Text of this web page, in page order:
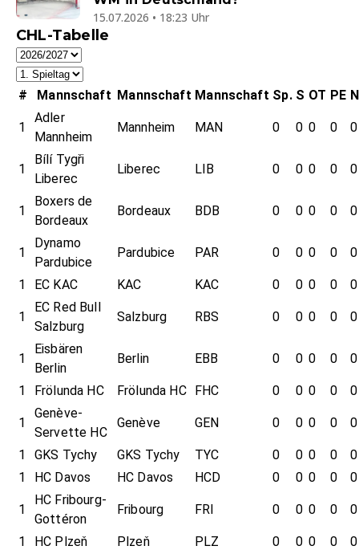
15.07.2026 • 18:23 Uhr
CHL-Tabelle
# Mannschaft Mannschaft Mannschaft Sp. S OT PE N
1
Adler
Mannheim
Mannheim MAN 0 0 0 0 0
1
Bílí Tygři
Liberec
Liberec LIB 0 0 0 0 0
1
Boxers de
Bordeaux
Bordeaux BDB 0 0 0 0 0
1
Dynamo
Pardubice
Pardubice PAR 0 0 0 0 0
1 EC KAC KAC KAC 0 0 0 0 0
1
EC Red Bull
Salzburg
Salzburg RBS 0 0 0 0 0
1
Eisbären
Berlin
Berlin EBB 0 0 0 0 0
1 Frölunda HC Frölunda HC FHC 0 0 0 0 0
1
Genève-
Servette HC
Genève GEN 0 0 0 0 0
1 GKS Tychy GKS Tychy TYC 0 0 0 0
0
1
HC Davos HC Davos HCD 0 0 0 0 0
1
HC Fribourg-
Gottéron
Fribourg FRI 0 0 0 0 0
1 HC Plzeň Plzeň PLZ 0 0 0 0 0